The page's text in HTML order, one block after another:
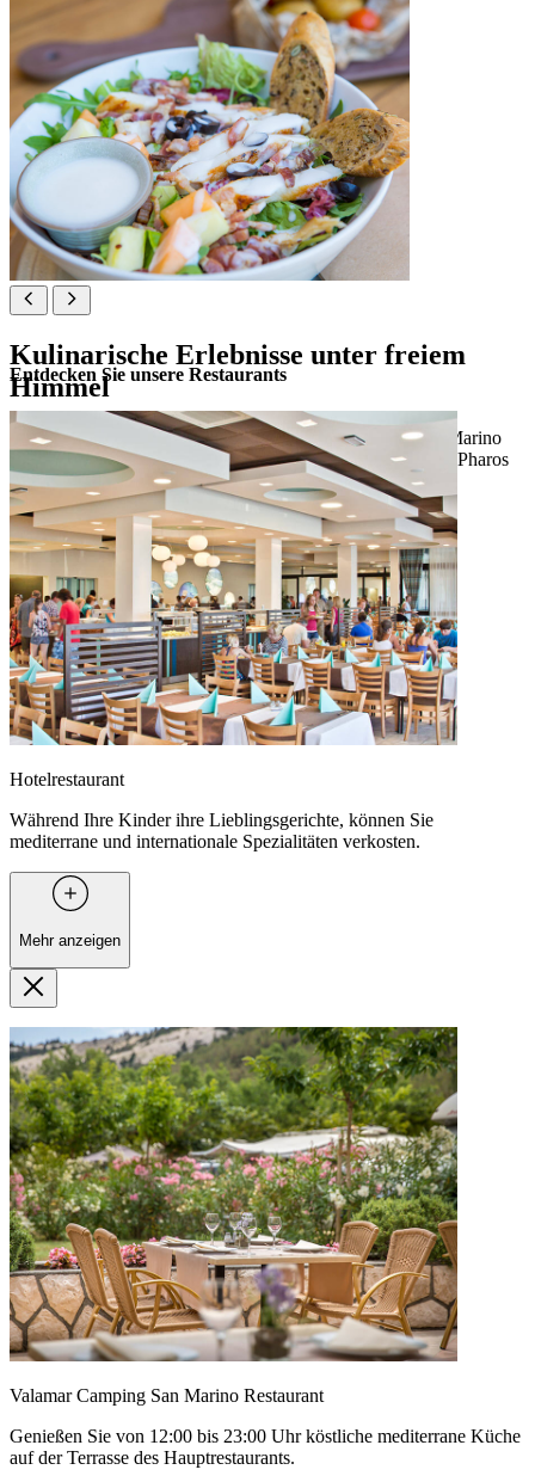
Kulinarische Erlebnisse unter freiem
Himmel
Genießen Sie ein Frühstücksbuffet im Restaurant des San Marino
Resorts und entdecken Sie das breit gefächerte Angebot im Pharos
und anderen Strandrestaurants.
Entdecken Sie unsere Restaurants
Hotelrestaurant
Während Ihre Kinder ihre Lieblingsgerichte, können Sie
mediterrane und internationale Spezialitäten verkosten.
Mehr anzeigen
Valamar Camping San Marino Restaurant
Genießen Sie von 12:00 bis 23:00 Uhr köstliche mediterrane Küche
auf der Terrasse des Hauptrestaurants.